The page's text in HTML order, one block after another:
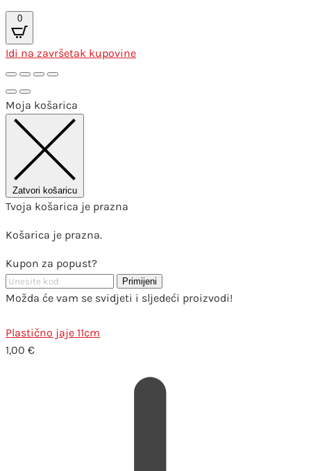
0
Idi na završetak kupovine
Moja košarica
Zatvori košaricu
Tvoja košarica je prazna
Košarica je prazna.
Kupon za popust?
Primijeni
Možda će vam se svidjeti i sljedeći proizvodi!
Plastično jaje 11cm
1,00 €